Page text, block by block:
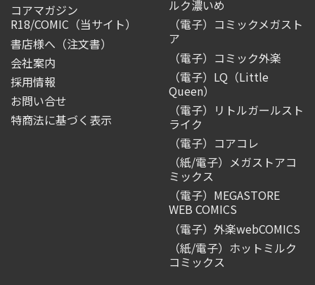
コアマガジン
R18/COMIC （当サイト）
書店様へ（注文書）
会社案内
採用情報
お問い合せ
特商法に基づく表示
ルク濃いめ
（電子）コミックメガスト
ア
（電子）コミック外楽
（電子）LQ（Little
Queen）
（電子）リトルガールスト
ライク
（電子）コアコレ
（紙/電子）メガストアコ
ミックス
（電子）MEGASTORE
WEB COMICS
（電子）外楽webCOMICS
（紙/電子）ホットミルク
コミックス